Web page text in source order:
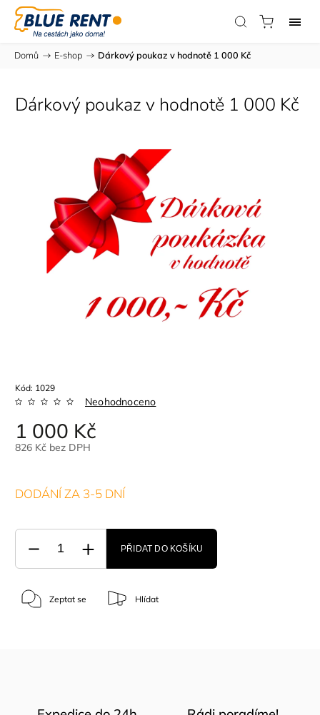
Domů / E-shop / Dárkový poukaz v hodnotě 1 000 Kč
Dárkový poukaz v hodnotě 1 000 Kč
Kód: 1029
Neohodnoceno
1 000 Kč
826 Kč bez DPH
DODÁNÍ ZA 3-5 DNÍ
PŘIDAT DO KOŠÍKU
Zeptat se Hlídat